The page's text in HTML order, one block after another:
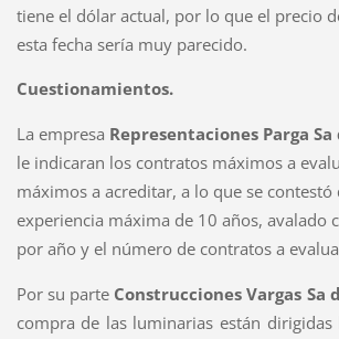
tiene el dólar actual, por lo que el precio
esta fecha sería muy parecido.
Cuestionamientos.
La empresa Representaciones Parga Sa
le indicaran los contratos máximos a
máximos a acreditar, a lo que se contestó
experiencia máxima de 10 años, avalado
por año y el número de contratos a
Por su parte Construcciones Vargas Sa
compra de las luminarias están